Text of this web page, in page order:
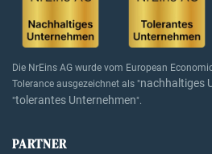
Die NrEins AG wurde vom European
Tolerance ausgezeichnet als "nachhaltiges
"tolerantes Unternehmen".
PARTNER